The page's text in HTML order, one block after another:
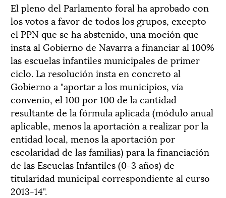
El pleno del Parlamento foral ha aprobado con
los votos a favor de todos los grupos, excepto
el PPN que se ha abstenido, una moción que
insta al Gobierno de Navarra a financiar al 100%
las escuelas infantiles municipales de primer
ciclo. La resolución insta en concreto al
Gobierno a "aportar a los municipios, vía
convenio, el 100 por 100 de la cantidad
resultante de la fórmula aplicada (módulo anual
aplicable, menos la aportación a realizar por la
entidad local, menos la aportación por
escolaridad de las familias) para la financiación
de las Escuelas Infantiles (0-3 años) de
titularidad municipal correspondiente al curso
2013-14".